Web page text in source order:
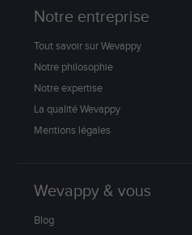
Notre entreprise
Tout savoir sur Wevappy
Notre philosophie
Notre expertise
La qualité Wevappy
Mentions légales
Wevappy & vous
Blog